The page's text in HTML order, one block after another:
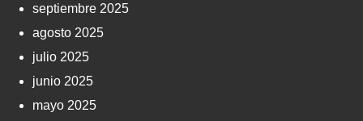
septiembre 2025
agosto 2025
julio 2025
junio 2025
mayo 2025